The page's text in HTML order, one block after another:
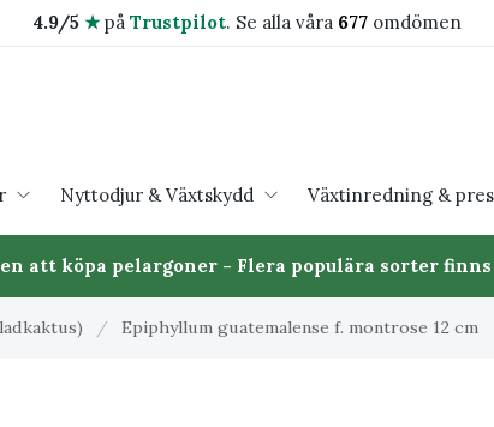
4.9/5 ★på Trustpilot. Se alla våra 677omdömen
Nyttodjur & Växtskydd Växtinredning &
att köpa pelargoner - Flera populära sorter
/ Epiphyllum guatemalense f. montrose 12 cm